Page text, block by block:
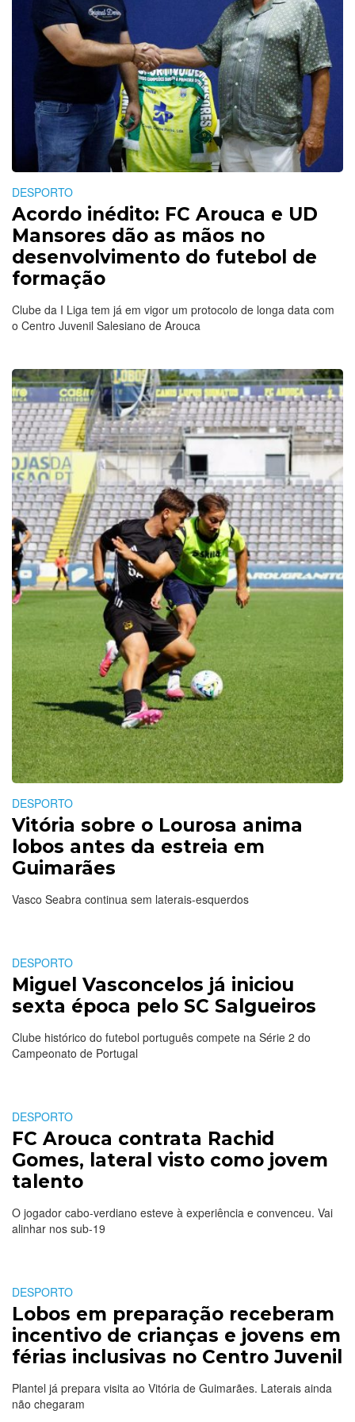
DESPORTO
Acordo inédito: FC Arouca e UD
Mansores dão as mãos no
desenvolvimento do futebol de
formação
Clube da I Liga tem já em vigor um protocolo de longa data com
o Centro Juvenil Salesiano de Arouca
DESPORTO
Vitória sobre o Lourosa anima
lobos antes da estreia em
Guimarães
Vasco Seabra continua sem laterais-esquerdos
DESPORTO
Miguel Vasconcelos já iniciou
sexta época pelo SC Salgueiros
Clube histórico do futebol português compete na Série 2 do
Campeonato de Portugal
DESPORTO
FC Arouca contrata Rachid
Gomes, lateral visto como jovem
talento
O jogador cabo-verdiano esteve à experiência e convenceu. Vai
alinhar nos sub-19
DESPORTO
Lobos em preparação receberam
incentivo de crianças e jovens em
férias inclusivas no Centro Juvenil
Plantel já prepara visita ao Vitória de Guimarães. Laterais ainda
não chegaram